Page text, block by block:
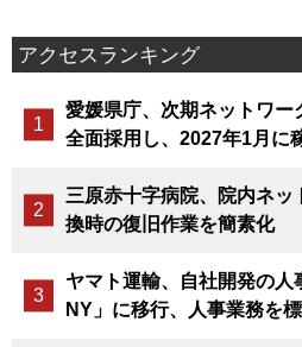
アクセスランキング
愛媛県庁、次期ネットワー
全面採用し、2027年1月に
三原赤十字病院、院内ネ
換時の復旧作業を簡素化
ヤマト運輸、自社開発の人
NY」に移行、人事業務を